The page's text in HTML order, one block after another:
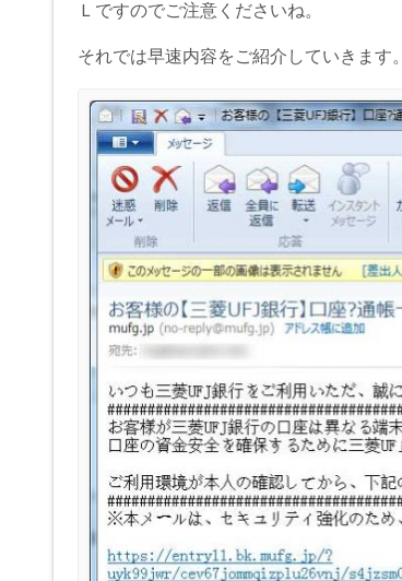
Ｌですのでご注意くださいね。
それでは早速内容をご紹介していきます。